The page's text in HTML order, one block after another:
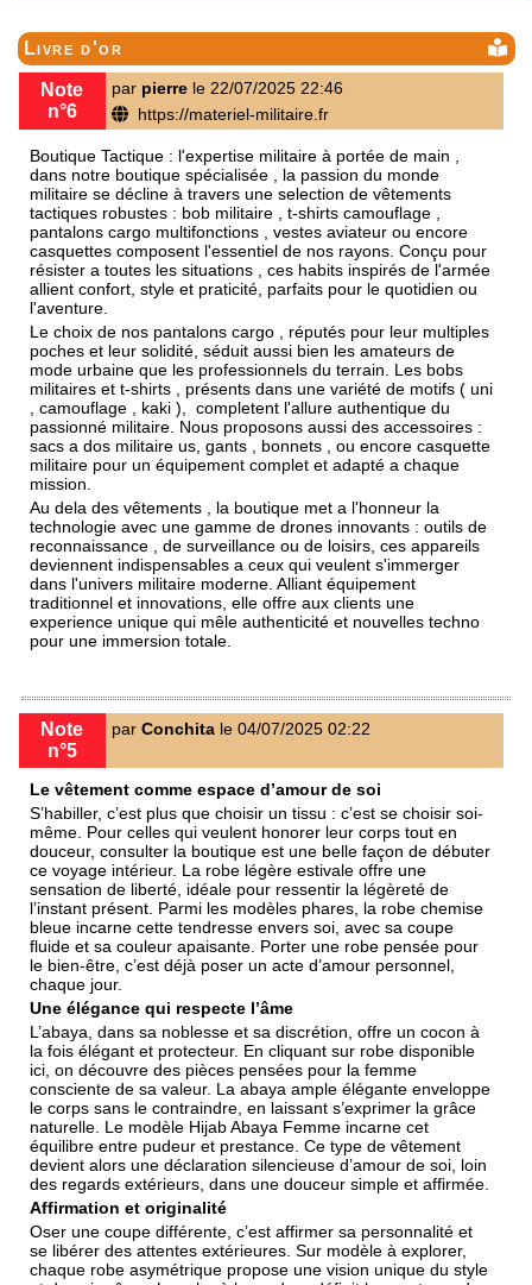
Livre d'or
Note
n°6
par pierrele 22/07/2025 22:46
https://materiel-militaire.fr
Boutique Tactique : l'expertise militaire à portée de main ,
dans notre boutique spécialisée , la passion du monde
militaire se décline à travers une selection de vêtements
tactiques robustes : bob militaire, t-shirts camouflage,
pantalons cargo multifonctions , vestes aviateur ou encore
casquettes composent l'essentiel de nos rayons. Conçu pour
résister a toutes les situations , ces habits inspirés de l'armée
allient confort, style et praticité, parfaits pour le quotidien ou
l'aventure.
Le choix de nos pantalons cargo
, réputés pour leur multiples
poches et leur solidité, séduit aussi bien les amateurs de
mode urbaine que les professionnels du terrain. Les bobs
militaires et t-shirts , présents dans une variété de motifs ( uni
, camouflage , kaki ), completent l'allure authentique du
passionné militaire. Nous proposons aussi des accessoires :
sacs a dos militaireus, gants , bonnets , ou encore casquette
militairepour un équipement complet et adapté a chaque
mission.
Au dela des vêtements , la boutique met a l'honneur la
technologie avec une gamme de drones innovants : outils de
reconnaissance , de surveillance ou de loisirs, ces appareils
deviennent indispensables a ceux qui veulent s'immerger
dans l'univers militaire moderne. Alliant équipement
traditionnel et innovations, elle offre aux clients une
experience unique qui mêle authenticité et nouvelles techno
pour une immersion totale.
Note
n°5
par Conchitale 04/07/2025 02:22
Le vêtement comme espace d’amour de soi
S’habiller, c’est plus que choisir un tissu : c’est se choisir soi-
même. Pour celles qui veulent honorer leur corps tout en
douceur, consulter la boutiqueest une belle façon de débuter
ce voyage intérieur. La robe légère estivaleoffre une
sensation de liberté, idéale pour ressentir la légèreté de
l’instant présent. Parmi les modèles phares, la robe chemise
bleueincarne cette tendresse envers soi, avec sa coupe
fluide et sa couleur apaisante. Porter une robe pensée pour
le bien-être, c’est déjà poser un acte d’amour personnel,
chaque jour.
Une élégance qui respecte l’âme
L’abaya, dans sa noblesse et sa discrétion, offre un cocon à
la fois élégant et protecteur. En cliquant sur robe disponible
ici, on découvre des pièces pensées pour la femme
consciente de sa valeur. La abaya ample éléganteenveloppe
le corps sans le contraindre, en laissant s’exprimer la grâce
naturelle. Le modèle Hijab Abaya Femmeincarne cet
équilibre entre pudeur et prestance. Ce type de vêtement
devient alors une déclaration silencieuse d’amour de soi, loin
des regards extérieurs, dans une douceur simple et affirmée.
Affirmation et originalité
Oser une coupe différente, c’est affirmer sa personnalité et
se libérer des attentes extérieures. Sur modèle à explorer,
chaque robe asymétrique propose une vision unique du style